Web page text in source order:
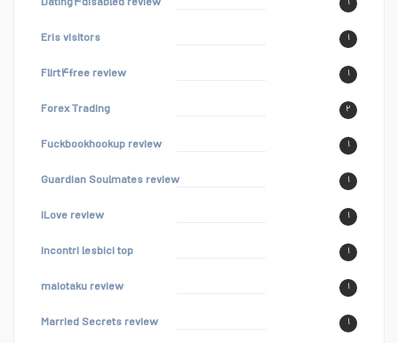
۱
Eris visitors ۱
Flirt۴free review ۱
Forex Trading ۲
Fuckbookhookup review ۱
Guardian Soulmates review ۱
iLove review ۱
incontri lesbici top ۱
maiotaku review ۱
Married Secrets review ۱